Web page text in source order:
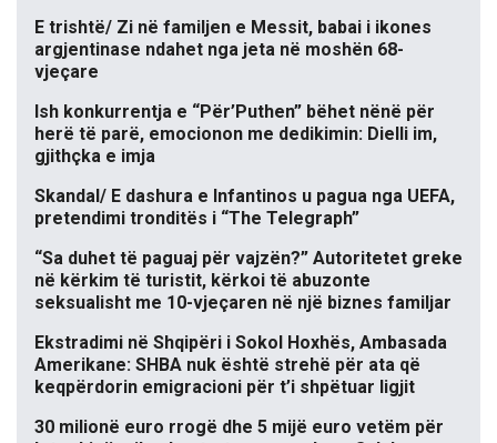
E trishtë/ Zi në familjen e Messit, babai i ikones
argjentinase ndahet nga jeta në moshën 68-
vjeçare
Ish konkurrentja e “Për’Puthen” bëhet nënë për
herë të parë, emocionon me dedikimin: Dielli im,
gjithçka e imja
Skandal/ E dashura e Infantinos u pagua nga UEFA,
pretendimi tronditës i “The Telegraph”
“Sa duhet të paguaj për vajzën?” Autoritetet greke
në kërkim të turistit, kërkoi të abuzonte
seksualisht me 10-vjeçaren në një biznes familjar
Ekstradimi në Shqipëri i Sokol Hoxhës, Ambasada
Amerikane: SHBA nuk është strehë për ata që
keqpërdorin emigracioni për t’i shpëtuar ligjit
30 milionë euro rrogë dhe 5 mijë euro vetëm për